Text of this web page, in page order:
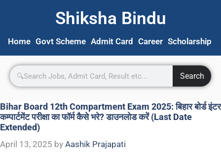
Shiksha Bindu
Home Govt Scheme Admit Card Career Scholarship
Search
Bihar Board 12th Compartment Exam 2025: बिहार बोर्ड इंटर
कम्पार्टमेंट परीक्षा का फॉर्म कैसे भरे? डाउनलोड करें (Last Date
Extended)
April 13, 2025 by Aashik Prajapati